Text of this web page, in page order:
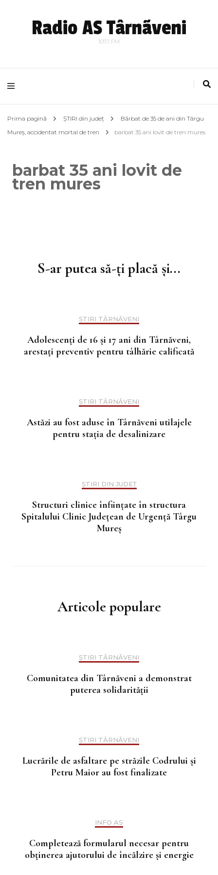
Radio AS Târnãveni
107,1 FM
Prima pagină ȘTIRI din județ
Bărbat de 35 de ani din Târgu
Mureș, accidentat mortal de tren
barbat 35 ani lovit de tren mures
barbat 35 ani lovit de
tren mures
articoleS-ar putea să-ți placă și...
ȘTIRI TÂRNĂVENI
Adolescenți de 16 și 17 ani din Târnăveni,
arestați preventiv pentru tâlhărie calificată
ȘTIRI TÂRNĂVENI
Astăzi au fost aduse în Târnăveni utilajele
pentru stația de desalinizare
ȘTIRI DIN JUDEȚ
Structuri clinice înfiinţate în structura
Spitalului Clinic Judeţean de Urgenţă Târgu
Mureş
Articole populare
ȘTIRI TÂRNĂVENI
Comunitatea din Târnăveni a demonstrat
puterea solidarității
ȘTIRI TÂRNĂVENI
Lucrările de asfaltare pe străzile Codrului și
Petru Maior au fost finalizate
INFO AS
Completează formularul necesar pentru
obținerea ajutorului de încălzire și energie